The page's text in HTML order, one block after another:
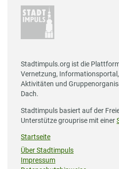
Stadtimpuls.org ist die
Vernetzung,
Aktivitäten und
Dach.
Stadtimpuls basiert auf der
Unterstütze grouprise mit einer
Startseite
Über Stadtimpuls
Impressum